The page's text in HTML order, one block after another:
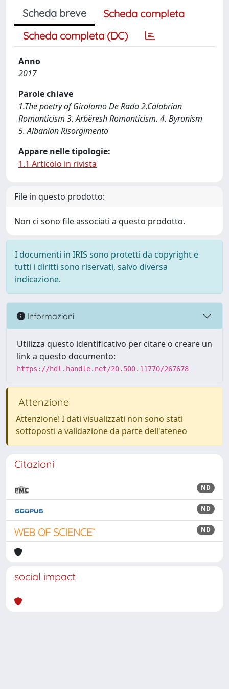
Scheda breve
Scheda completa
Scheda completa (DC)
Anno
2017
Parole chiave
1.The poetry of Girolamo De Rada 2.Calabrian
Romanticism 3. Arbëresh Romanticism. 4. Byronism
5. Albanian Risorgimento
Appare nelle tipologie:
1.1 Articolo in rivista
File in questo prodotto:
Non ci sono file associati a questo prodotto.
I documenti in IRIS sono protetti da copyright e
tutti i diritti sono riservati, salvo diversa
indicazione.
Informazioni
Utilizza questo identificativo per citare o creare un
link a questo documento:
https://hdl.handle.net/20.500.11770/267678
Attenzione
Attenzione! I dati visualizzati non sono stati
sottoposti a validazione da parte dell'ateneo
Citazioni
ND
ND
ND
social impact